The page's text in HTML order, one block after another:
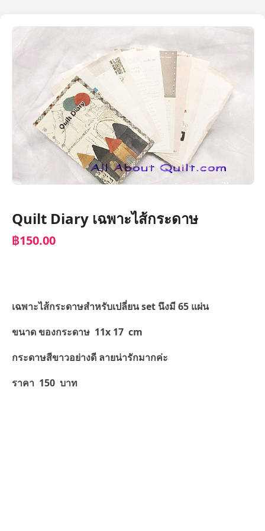
Quilt Diary เฉพาะไส้กระดาษ
฿150.00
เฉพาะไส้กระดาษสำหรับเปลี่ยน set นึงมี 65 แผ่น
ขนาด ของกระดาษ 11x 17 cm
กระดาษสีขาวอย่างดี ลายน่ารักมากค่ะ
ราคา 150 บาท